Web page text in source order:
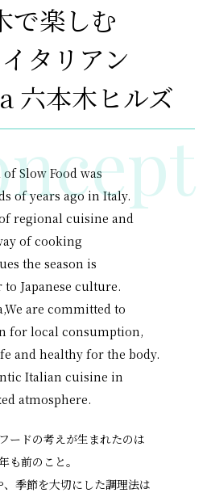
で楽しむ
タリアン
六本木ヒルズ
Slow Food was
of years ago in Italy.
regional cuisine and
of cooking
the season is
Japanese culture.
are committed to
for local consumption,
andhealthy for the body.
Italian cuisine in
atmosphere.
ードの考えが生まれたのは
も前のこと。
季節を大切にした調理法は